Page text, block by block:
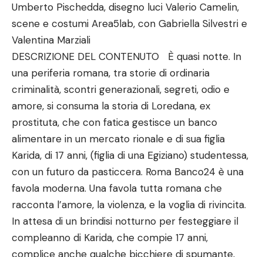
Umberto Pischedda, disegno luci Valerio Camelin,
scene e costumi Area5lab, con Gabriella Silvestri e
Valentina Marziali
DESCRIZIONE DEL CONTENUTO È quasi notte. In
una periferia romana, tra storie di ordinaria
criminalità, scontri generazionali, segreti, odio e
amore, si consuma la storia di Loredana, ex
prostituta, che con fatica gestisce un banco
alimentare in un mercato rionale e di sua figlia
Karida, di 17 anni, (figlia di una Egiziano) studentessa,
con un futuro da pasticcera. Roma Banco24 è una
favola moderna. Una favola tutta romana che
racconta l’amore, la violenza, e la voglia di rivincita.
In attesa di un brindisi notturno per festeggiare il
compleanno di Karida, che compie 17 anni,
complice anche qualche bicchiere di spumante,